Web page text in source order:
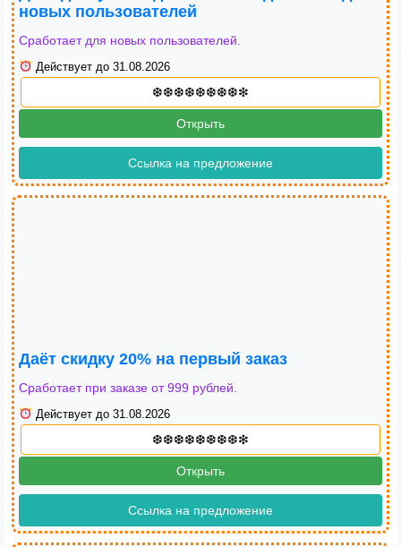
новых пользователей
Сработает для новых пользователей.
Действует до 31.08.2026
Открыть
Ссылка на предложение
Даёт скидку 20% на первый заказ
Сработает при заказе от 999 рублей.
Действует до 31.08.2026
Открыть
Ссылка на предложение